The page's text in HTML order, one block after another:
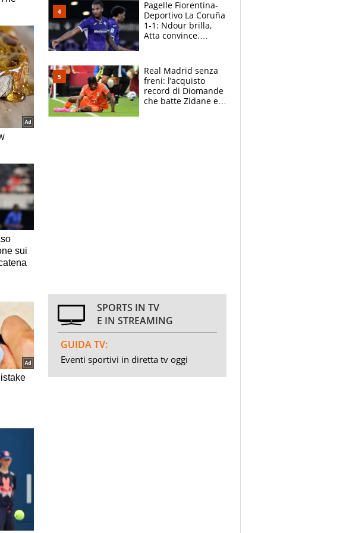
Pagelle Fiorentina-
Deportivo La Coruña
1-1: Ndour brilla,
Atta convince.
Real Madrid senza
freni: l’acquisto
record di Diomande
che batte Zidane e
SPORTS IN TV
E IN STREAMING
GUIDA TV:
Eventi sportivi in diretta tv oggi